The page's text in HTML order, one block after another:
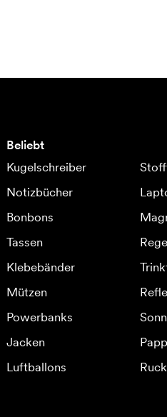
Beliebt
Kugelschreiber
Notizbücher
Bonbons
Tassen
Klebebänder
Mützen
Powerbanks
Jacken
Luftballons